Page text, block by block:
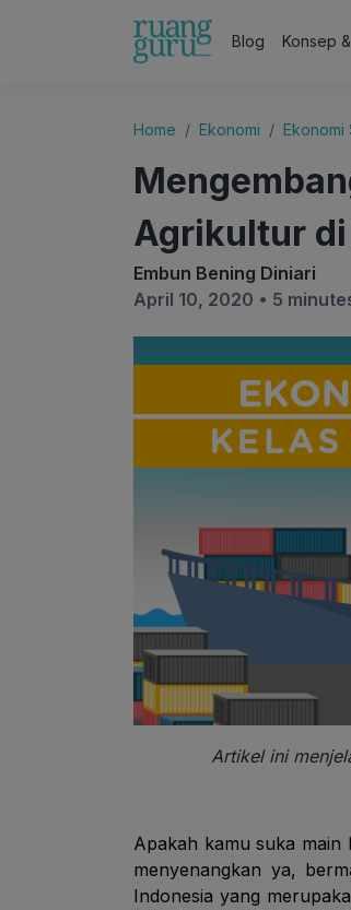
Blog Konsep
Home Ekonomi Ekonomi
Agrikultur di
Embun Bening Diniari
April 10, 2020 • 5
Artikel ini
Apakah kamu suka main
menyenangkan ya,
Indonesia yang